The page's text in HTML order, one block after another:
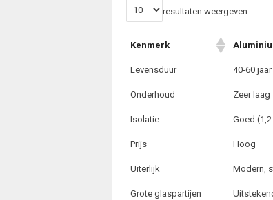
resultaten weergeven
Kenmerk
Levensduur 40-60 jaar
Onderhoud Zeer laag
Isolatie Goed
Prijs Hoog
Uiterlijk Modern,
Grote glaspartijen